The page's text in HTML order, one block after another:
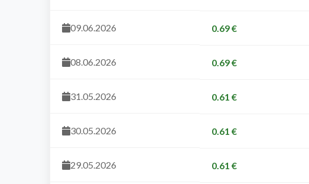
09.06.2026 0.69 €
08.06.2026 0.69 €
31.05.2026 0.61 €
30.05.2026 0.61 €
29.05.2026 0.61 €